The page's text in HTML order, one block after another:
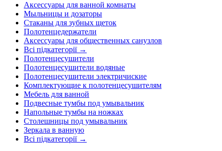
Аксессуары для ванной комнаты
Мыльницы и дозаторы
Стаканы для зубных щеток
Полотенцедержатели
Аксессуары для общественных санузлов
Всі підкатегорії →
Полотенцесушители
Полотенцесушители водяные
Полотенцесушители электричиские
Комплектующие к полотенцесушителям
Мебель для ванной
Подвесные тумбы под умывальник
Напольные тумбы на ножках
Столешницы под умывальник
Зеркала в ванную
Всі підкатегорії →